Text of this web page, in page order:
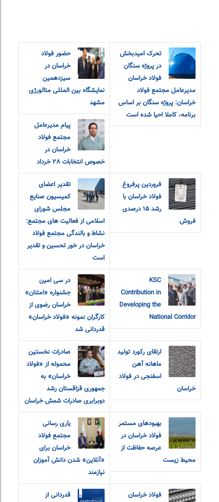
تحرک امیدبخش
در پروژه سنگان
فولاد خراسان
مدیرعامل مجتمع فولاد
خراسان: پروژه سنگان بر اساس
برنامه، کاملا احیا شده است
حضور فولاد
خراسان در
سیزدهمین
نمایشگاه بین المللی متالورژی
مشهد
پیام مدیرعامل
مجتمع فولاد
خراسان در
خصوص انتخابات ٢٨ خرداد
فروردین پرفروغ
فولاد خراسان با
رشد ۱۵ درصدی
فروش
تقدیر اعضای
کمیسیون صنایع
مجلس شورای
اسلامی از فعالیت های مجتمع:
نشاط و بالندگی مجتمع فولاد
خراسان در خور تحسین و تقدیر
است
KSC
Contribution in
Developing the
National Corridor
در سی امین
جشنواره «امتنان»
خراسان رضوی از
کارگران نمونه «فولاد خراسان»
قدردانی شد
ارتقای رکورد تولید
ماهانه آهن
اسفنجی در فولاد
خراسان
صادرات نخستین
محموله از «فولاد
خراسان» به
جمهوری قزاقستان رشد
دوبرابری صادرات شمش خراسان
بهبودهای مستمر
فولاد خراسان در
عرصه حفاظت از
محیط زیست
یاری رسانی
مجتمع فولاد
خراسان برای
«آنلاین» شدن دانش آموزان
نیازمند
فولاد خراسان قدردانی از